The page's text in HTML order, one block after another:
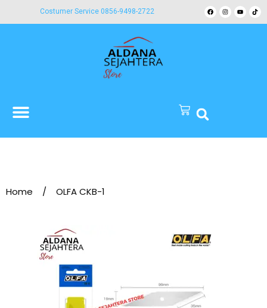
Costumer Service 0856-9498-2722
Home / OLFA CKB-1